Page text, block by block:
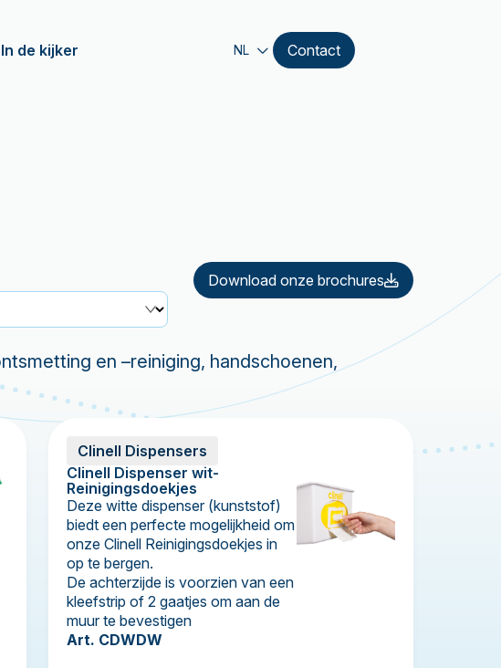
In de kijker NL Contact
Download onze brochures
en –reiniging, handschoenen,
Clinell Dispensers
Clinell Dispenser wit-
Reinigingsdoekjes
Deze witte dispenser (kunststof)
biedt een perfecte mogelijkheid om
onze Clinell Reinigingsdoekjes in
op te bergen.
De achterzijde is voorzien van een
kleefstrip of 2 gaatjes om aan de
muur te bevestigen
Art. CDWDW